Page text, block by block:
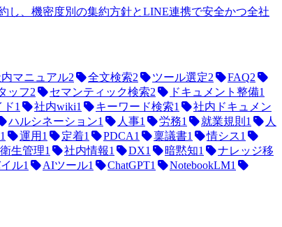
し、機密度別の集約方針とLINE連携で安全かつ全社
マニュアル2 全文検索2 ツール選定2 FAQ2
ッフ2 セマンティック検索2 ドキュメント整備1
ド1 社内wiki1 キーワード検索1
社内ドキュメン
ハルシネーション1 人事1 労務1 就業規則 1
人
1 運用 1 定着1 PDCA1 稟議書1 情シス1
衛生管理1 社内情報1 DX1 暗黙知1
ナレッジ移
ル1 AIツール1 ChatGPT1 NotebookLM1